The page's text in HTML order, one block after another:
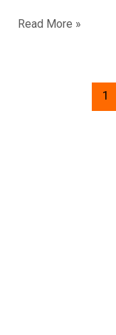
Read More »
1